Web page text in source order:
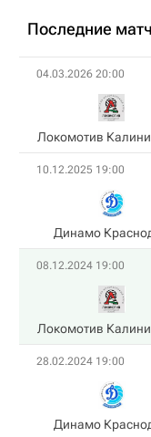
Последние
04.03.2026 20:00
Локомотив
10.12.2025 19:00
Динамо
08.12.2024 19:00
Локомотив
28.02.2024 19:00
Динамо